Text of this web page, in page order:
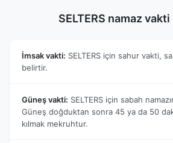
SELTERS namaz
İmsak vakti: SELTERS için sahur vakti,
belirtir.
Güneş vakti: SELTERS için sabah
Güneş doğduktan sonra 45 ya da 50
kılmak mekruhtur.